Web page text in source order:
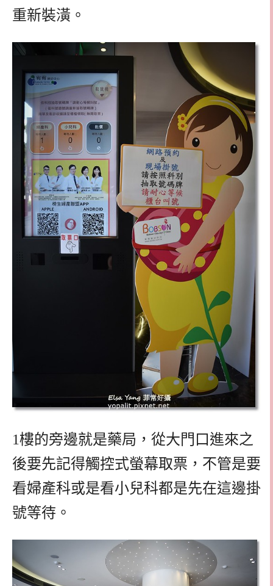
重新裝潢。
1樓的旁邊就是藥局，從大門口進來之
後要先記得觸控式螢幕取票，不管是要
看婦產科或是看小兒科都是先在這邊掛
號等待。